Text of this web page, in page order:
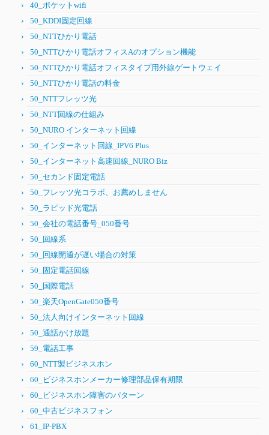
40_ポケットwifi
50_KDDI固定回線
50_NTTひかり電話
50_NTTひかり電話オフィスAのオプション機能
50_NTTひかり電話オフィスタイプ用外線ゲートウェイ
50_NTTひかり電話の料金
50_NTTフレッツ光
50_NTT回線の仕組み
50_NURO インターネット回線
50_インターネット回線_IPV6 Plus
50_インターネット高速回線_NURO Biz
50_セカンド固定電話
50_フレッツ光コラボ、お薦めしません
50_ラピッド光電話
50_会社の電話番号_050番号
50_回線系
50_回線開通が遅い場合の対策
50_固定電話回線
50_国際電話
50_楽天OpenGate050番号
50_法人向けインターネット回線
50_通話かけ放題
59_電話工事
60_NTT製ビジネスホン
60_ビジネスホンメーカー修理部品保有期限
60_ビジネスホン障害のパターン
60_中古ビジネスフォン
61_IP-PBX